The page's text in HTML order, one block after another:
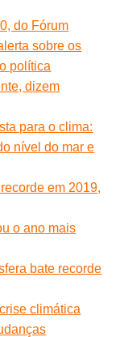
do Fórum
sobre os
política
dizem
para o clima:
nível do mar e
em 2019,
o ano mais
bate recorde
climática